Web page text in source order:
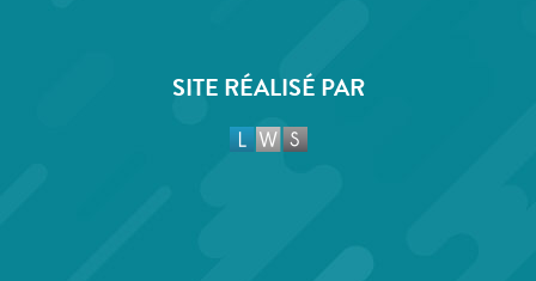
SITE RÉALISÉ PAR